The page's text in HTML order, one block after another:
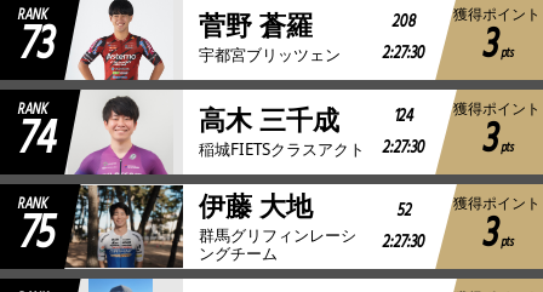
RANK
73 菅野 蒼羅
宇都宮ブリッツェン
208
2:27:30
獲得ポイント
3pts
RANK
74 高木 三千成
稲城FIETSクラスアクト
124
2:27:30
獲得ポイント
3pts
RANK
75 伊藤 大地
群馬グリフィンレーシ
ングチーム
52
2:27:30
獲得ポイント
3pts